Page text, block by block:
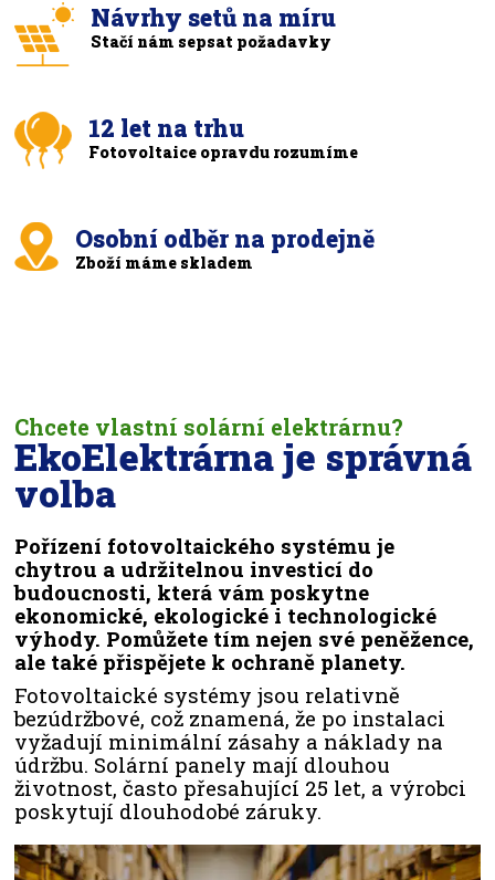
Návrhy setů na míru
Stačí nám sepsat požadavky
12 let na trhu
Fotovoltaice opravdu rozumíme
Osobní odběr na prodejně
Zboží máme skladem
Chcete vlastní solární elektrárnu?
EkoElektrárna je správná
volba
Pořízení fotovoltaického systému je
chytrou a udržitelnou investicí do
budoucnosti, která vám poskytne
ekonomické, ekologické i technologické
výhody. Pomůžete tím nejen své peněžence,
ale také přispějete k ochraně planety.
Fotovoltaické systémy jsou relativně
bezúdržbové, což znamená, že po instalaci
vyžadují minimální zásahy a náklady na
údržbu. Solární panely mají dlouhou
životnost, často přesahující 25 let, a výrobci
poskytují dlouhodobé záruky.